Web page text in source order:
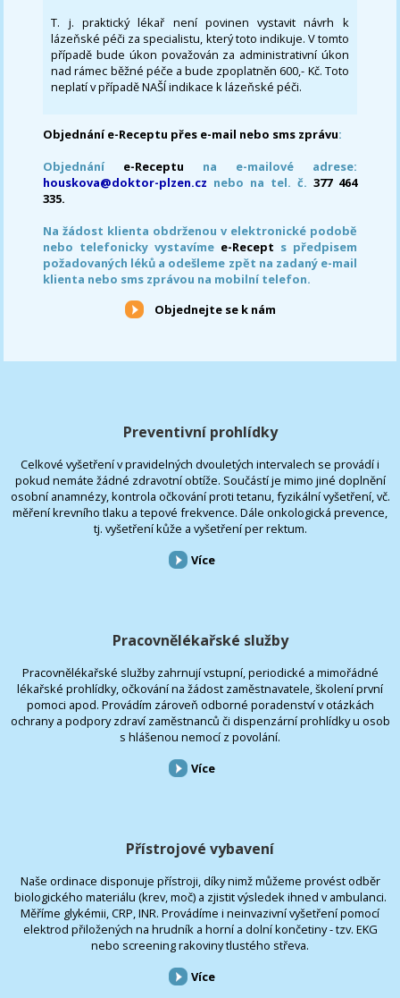
T. j. praktický lékař není povinen vystavit návrh k
lázeňské péči za specialistu, který toto indikuje. V tomto
případě bude úkon považován za administrativní úkon
nad rámec běžné péče a bude zpoplatněn 600,- Kč. Toto
neplatí v případě NAŠÍ indikace k lázeňské péči.
Objednání e-Receptu přes e-mail nebo sms zprávu:
Objednání e-Receptu na e-mailové adrese:
houskova@doktor-plzen.cz nebo na tel. č. 377 464
335.
Na žádost klienta obdrženou v elektronické podobě
nebo telefonicky vystavíme e-Recept s předpisem
požadovaných léků a odešleme zpět na zadaný e-mail
klienta nebo sms zprávou na mobilní telefon.
Objednejte se k nám
Preventivní prohlídky
Celkové vyšetření v pravidelných dvouletých intervalech se provádí i
pokud nemáte žádné zdravotní obtíže. Součástí je mimo jiné doplnění
osobní anamnézy, kontrola očkování proti tetanu, fyzikální vyšetření, vč.
měření krevního tlaku a tepové frekvence. Dále onkologická prevence,
tj. vyšetření kůže a vyšetření per rektum.
Více
Pracovnělékařské služby
Pracovnělékařské služby zahrnují vstupní, periodické a mimořádné
lékařské prohlídky, očkování na žádost zaměstnavatele, školení první
pomoci apod. Provádím zároveň odborné poradenství v otázkách
ochrany a podpory zdraví zaměstnanců či dispenzární prohlídky u osob
s hlášenou nemocí z povolání.
Více
Přístrojové vybavení
Naše ordinace disponuje přístroji, díky nimž můžeme provést odběr
biologického materiálu (krev, moč) a zjistit výsledek ihned v ambulanci.
Měříme glykémii, CRP, INR. Provádíme i neinvazivní vyšetření pomocí
elektrod přiložených na hrudník a horní a dolní končetiny - tzv. EKG
nebo screening rakoviny tlustého střeva.
Více